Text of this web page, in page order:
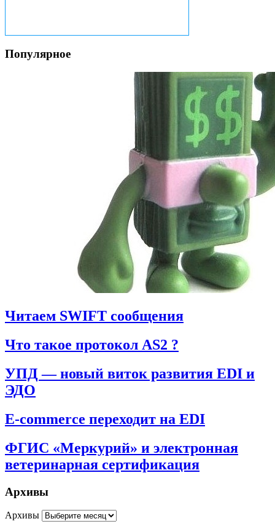
Популярное
Читаем SWIFT сообщения
Что такое протокол AS2 ?
УПД — новый виток развития EDI и
ЭДО
E-commerce переходит на EDI
ФГИС «Меркурий» и электронная
ветеринарная сертификация
Архивы
Архивы